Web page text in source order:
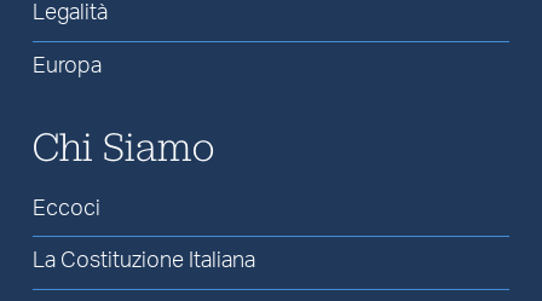
Legalità
Europa
Chi Siamo
Eccoci
La Costituzione Italiana